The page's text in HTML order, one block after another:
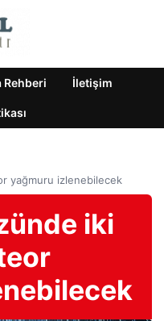
Rehberi İletişim
yağmuru izlenebilecek
iki